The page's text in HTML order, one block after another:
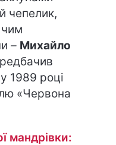
чепелик,
чим
– Михайло
1989 році
«Червона
мандрівки: